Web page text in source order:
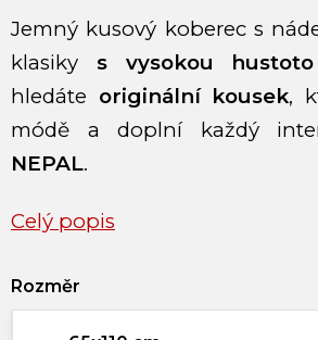
Jemný kusový koberec s
klasiky s vysokou
hledáte originální kousek,
módě a doplní každý
NEPAL.
Celý popis
Rozměr